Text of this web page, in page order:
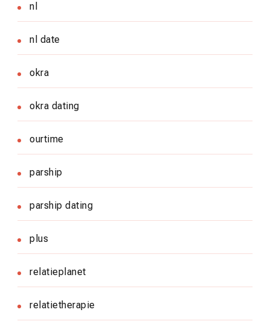
nl
nl date
okra
okra dating
ourtime
parship
parship dating
plus
relatieplanet
relatietherapie